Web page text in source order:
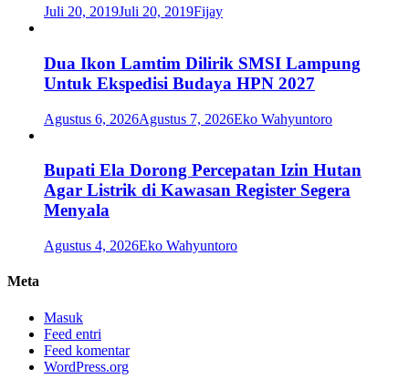
Juli 20, 2019Juli 20, 2019Fijay
Dua Ikon Lamtim Dilirik SMSI Lampung
Untuk Ekspedisi Budaya HPN 2027
Agustus 6, 2026Agustus 7, 2026Eko Wahyuntoro
Bupati Ela Dorong Percepatan Izin Hutan
Agar Listrik di Kawasan Register Segera
Menyala
Agustus 4, 2026Eko Wahyuntoro
Meta
Masuk
Feed entri
Feed komentar
WordPress.org